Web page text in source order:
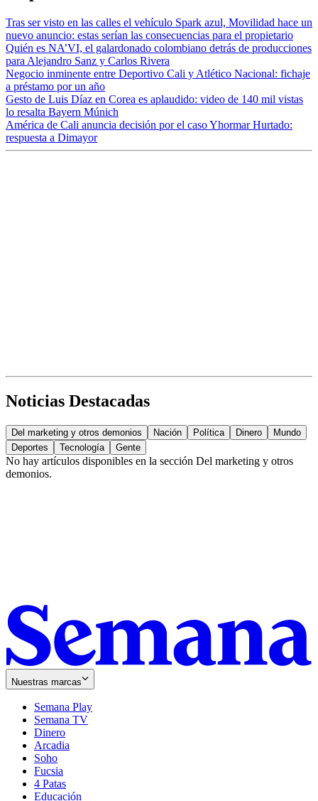
Tras ser visto en las calles el vehículo Spark azul, Movilidad hace un
nuevo anuncio: estas serían las consecuencias para el propietario
Quién es NA’VI, el galardonado colombiano detrás de producciones
para Alejandro Sanz y Carlos Rivera
Negocio inminente entre Deportivo Cali y Atlético Nacional: fichaje
a préstamo por un año
Gesto de Luis Díaz en Corea es aplaudido: video de 140 mil vistas
lo resalta Bayern Múnich
América de Cali anuncia decisión por el caso Yhormar Hurtado:
respuesta a Dimayor
Noticias Destacadas
Del marketing y otros demonios Nación Política Dinero
Mundo
Deportes
Tecnología Gente
No hay artículos disponibles en la sección Del marketing y otros
demonios.
Nuestras marcas
Semana Play
Semana TV
Dinero
Arcadia
Soho
in
new
window
Fucsia
in
new
4 Patas
Educación